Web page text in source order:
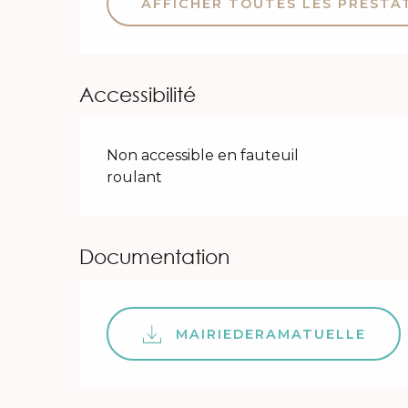
AFFICHER TOUTES LES
Accessibilité
Non accessible en fauteuil
roulant
Documentation
MAIRIEDERAMATUELLE